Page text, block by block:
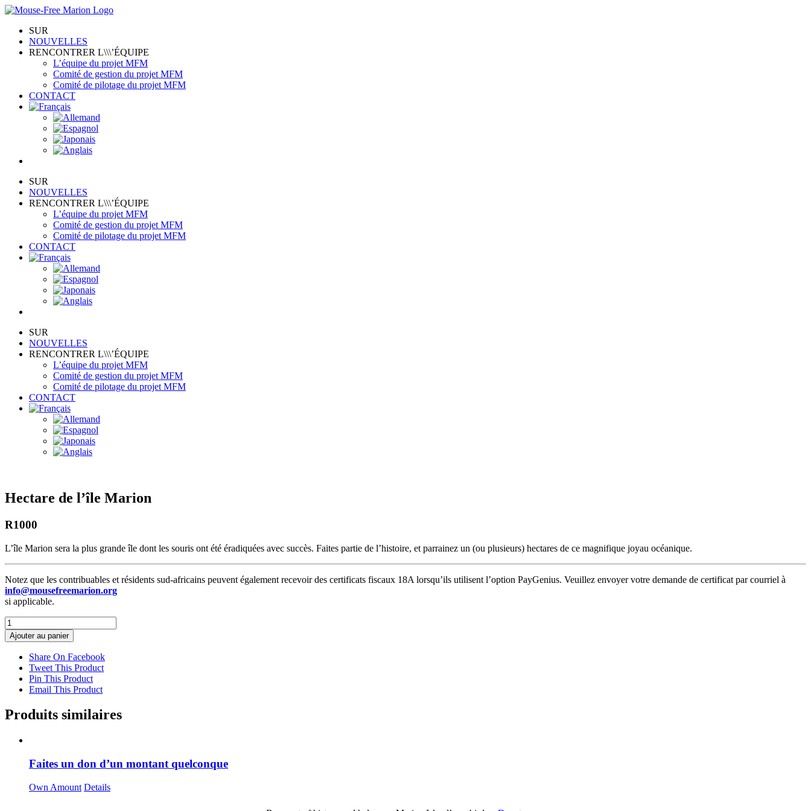
Skip
contentSUR
NOUVELLES
RENCONTRER L\\\’ÉQUIPE
L’équipe du projet MFM
Comité de gestion du projet MFM
Comité de pilotage du projet MFM
CONTACT
SUR
NOUVELLES
RENCONTRER L\\\’ÉQUIPE
L’équipe du projet MFM
Comité de gestion du projet MFM
Comité de pilotage du projet MFM
CONTACT
SUR
NOUVELLES
RENCONTRER L\\\’ÉQUIPE
L’équipe du projet MFM
Comité de gestion du projet MFM
Comité de pilotage du projet MFM
CONTACT
Hectare de l’île Marion
R1000
L’île Marion sera la plus grande île dont les souris ont été éradiquées avec succès. Faites partie de l’histoire, et parrainez un (ou plusieurs) hectares de ce magnifique joyau océanique.
Notez que les contribuables et résidents sud-africains peuvent également recevoir des certificats fiscaux 18A lorsqu’ils utilisent l’option PayGenius. Veuillez envoyer votre demande de certificat par courriel à
info@mousefreemarion.org
si applicable.
quantité
de
Hectare
Marion
Ajouter au panier
Share On Facebook
Tweet This Product
Pin This Product
Email This Product
Produits similaires
Faites un don d’un montant quelconque
Own Amount Details